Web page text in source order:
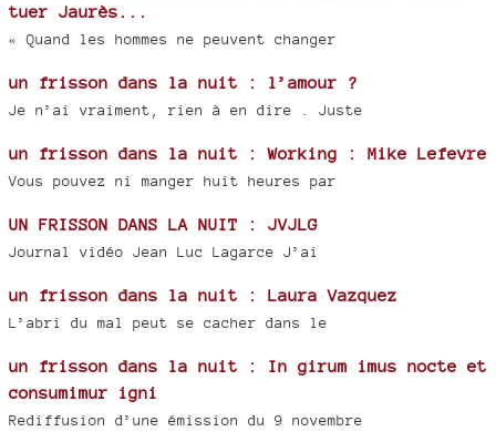
tuer Jaurès...
« Quand les hommes ne peuvent changer
un frisson dans la nuit : l’amour ?
Je n’ai vraiment, rien à en dire . Juste
un frisson dans la nuit : Working : Mike Lefevre
Vous pouvez ni manger huit heures par
UN FRISSON DANS LA NUIT : JVJLG
Journal vidéo Jean Luc Lagarce J’ai
un frisson dans la nuit : Laura Vazquez
L’abri du mal peut se cacher dans le
un frisson dans la nuit : In girum imus nocte et
consumimur igni
Rediffusion d’une émission du 9 novembre